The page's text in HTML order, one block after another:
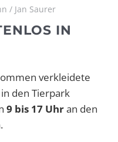
/ Jan Saurer
IN
verkleidete
den Tierpark
9 bis 17 Uhran den